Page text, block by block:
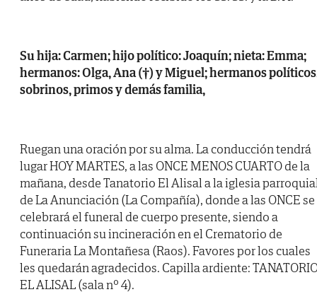
Su hija: Carmen; hijo político: Joaquín; nieta: Emma;
hermanos: Olga, Ana (†) y Miguel; hermanos
sobrinos, primos y demás familia,
Ruegan una oración por su alma. La conducción tendrá
lugar HOY MARTES, a las ONCE MENOS CUARTO de la
mañana, desde Tanatorio El Alisal a la iglesia
de La Anunciación (La Compañía), donde a las ONCE se
celebrará el funeral de cuerpo presente, siendo a
continuación su incineración en el Crematorio de
Funeraria La Montañesa (Raos). Favores por los cuales
les quedarán agradecidos. Capilla ardiente:
EL ALISAL (sala nº 4).